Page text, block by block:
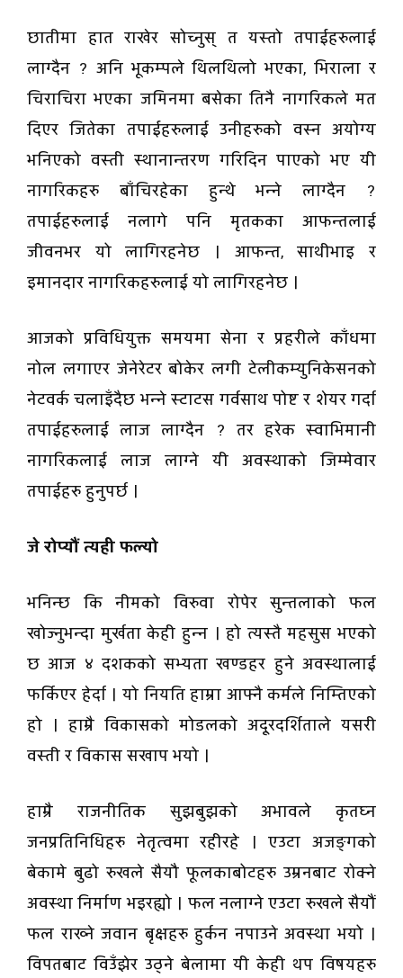
छातीमा हात राखेर सोच्नुस् त यस्तो तपाईहरुलाई
लाग्दैन ? अनि भूकम्पले थिलथिलो भएका, भिराला र
चिराचिरा भएका जमिनमा बसेका तिनै नागरिकले मत
दिएर जितेका तपाईहरुलाई उनीहरुको वस्न अयोग्य
भनिएको वस्ती स्थानान्तरण गरिदिन पाएको भए यी
नागरिकहरु बाँचिरहेका हुन्थे भन्ने लाग्दैन ?
तपाईहरुलाई नलागे पनि मृतकका आफन्तलाई
जीवनभर यो लागिरहनेछ । आफन्त, साथीभाइ र
इमानदार नागरिकहरुलाई यो लागिरहनेछ ।
आजको प्रविधियुक्त समयमा सेना र प्रहरीले काँधमा
नोल लगाएर जेनेरेटर बोकेर लगी टेलीकम्युनिकेसनको
नेटवर्क चलाइँदैछ भन्ने स्टाटस गर्वसाथ पोष्ट र शेयर गर्दा
तपाईहरुलाई लाज लाग्दैन ? तर हरेक स्वाभिमानी
नागरिकलाई लाज लाग्ने यी अवस्थाको जिम्मेवार
तपाईहरु हुनुपर्छ ।
जे रोप्यौं त्यही फल्यो
भनिन्छ कि नीमको विरुवा रोपेर सुन्तलाको फल
खोज्नुभन्दा मुर्खता केही हुन्न । हो त्यस्तै महसुस भएको
छ आज ४ दशकको सभ्यता खण्डहर हुने अवस्थालाई
फर्किएर हेर्दा । यो नियति हाम्रा आफ्नै कर्मले निम्तिएको
हो । हाम्रै विकासको मोडलको अदूरदर्शिताले यसरी
वस्ती र विकास सखाप भयो ।
हाम्रै राजनीतिक सुझबुझको अभावले कृतघ्न
जनप्रतिनिधिहरु नेतृत्वमा रहीरहे । एउटा अजङ्गको
बेकामे बुढो रुखले सैयौ फूलकाबोटहरु उम्रनबाट रोक्ने
अवस्था निर्माण भइरह्यो । फल नलाग्ने एउटा रुखले सैयौं
फल राख्ने जवान बृक्षहरु हुर्कन नपाउने अवस्था भयो ।
विपतबाट विउँझेर उठ्ने बेलामा यी केही थप विषयहरु